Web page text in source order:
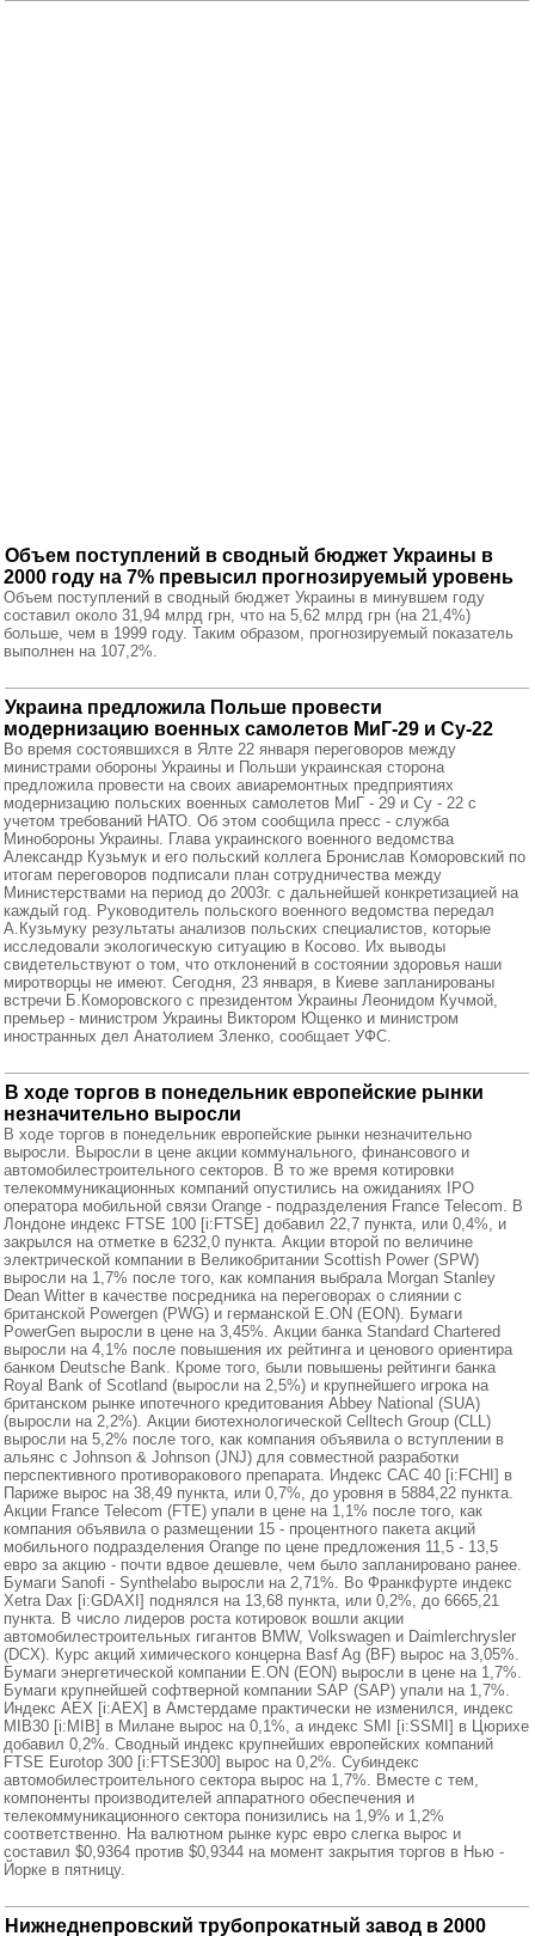
Объем поступлений в сводный бюджет Украины в
2000 году на 7% превысил прогнозируемый уровень
Объем поступлений в сводный бюджет Украины в минувшем году
составил около 31,94 млрд грн, что на 5,62 млрд грн (на 21,4%)
больше, чем в 1999 году. Таким образом, прогнозируемый показатель
выполнен на 107,2%.
Украина предложила Польше провести
модернизацию военных самолетов МиГ-29 и Су-22
Во время состоявшихся в Ялте 22 января переговоров между
министрами обороны Украины и Польши украинская сторона
предложила провести на своих авиаремонтных предприятиях
модернизацию польских военных самолетов МиГ - 29 и Су - 22 с
учетом требований НАТО. Об этом сообщила пресс - служба
Минобороны Украины. Глава украинского военного ведомства
Александр Кузьмук и его польский коллега Бронислав Коморовский по
итогам переговоров подписали план сотрудничества между
Министерствами на период до 2003г. с дальнейшей конкретизацией на
каждый год. Руководитель польского военного ведомства передал
А.Кузьмуку результаты анализов польских специалистов, которые
исследовали экологическую ситуацию в Косово. Их выводы
свидетельствуют о том, что отклонений в состоянии здоровья наши
миротворцы не имеют. Сегодня, 23 января, в Киеве запланированы
встречи Б.Коморовского с президентом Украины Леонидом Кучмой,
премьер - министром Украины Виктором Ющенко и министром
иностранных дел Анатолием Зленко, сообщает УФС.
В ходе торгов в понедельник европейские рынки
незначительно выросли
В ходе торгов в понедельник европейские рынки незначительно
выросли. Выросли в цене акции коммунального, финансового и
автомобилестроительного секторов. В то же время котировки
телекоммуникационных компаний опустились на ожиданиях IPO
оператора мобильной связи Orange - подразделения France Telecom. В
Лондоне индекс FTSE 100 [i:FTSE] добавил 22,7 пункта, или 0,4%, и
закрылся на отметке в 6232,0 пункта. Акции второй по величине
электрической компании в Великобритании Scottish Power (SPW)
выросли на 1,7% после того, как компания выбрала Morgan Stanley
Dean Witter в качестве посредника на переговорах о слиянии с
британской Powergen (PWG) и германской E.ON (EON). Бумаги
PowerGen выросли в цене на 3,45%. Акции банка Standard Chartered
выросли на 4,1% после повышения их рейтинга и ценового ориентира
банком Deutsche Bank. Кроме того, были повышены рейтинги банка
Royal Bank of Scotland (выросли на 2,5%) и крупнейшего игрока на
британском рынке ипотечного кредитования Abbey National (SUA)
(выросли на 2,2%). Акции биотехнологической Celltech Group (CLL)
выросли на 5,2% после того, как компания объявила о вступлении в
альянс с Johnson & Johnson (JNJ) для совместной разработки
перспективного противоракового препарата. Индекс CAC 40 [i:FCHI] в
Париже вырос на 38,49 пункта, или 0,7%, до уровня в 5884,22 пункта.
Акции France Telecom (FTE) упали в цене на 1,1% после того, как
компания объявила о размещении 15 - процентного пакета акций
мобильного подразделения Orange по цене предложения 11,5 - 13,5
евро за акцию - почти вдвое дешевле, чем было запланировано ранее.
Бумаги Sanofi - Synthelabo выросли на 2,71%. Во Франкфурте индекс
Xetra Dax [i:GDAXI] поднялся на 13,68 пункта, или 0,2%, до 6665,21
пункта. В число лидеров роста котировок вошли акции
автомобилестроительных гигантов BMW, Volkswagen и Daimlerchrysler
(DCX). Курс акций химического концерна Basf Ag (BF) вырос на 3,05%.
Бумаги энергетической компании E.ON (EON) выросли в цене на 1,7%.
Бумаги крупнейшей софтверной компании SAP (SAP) упали на 1,7%.
Индекс AEX [i:AEX] в Амстердаме практически не изменился, индекс
MIB30 [i:MIB] в Милане вырос на 0,1%, а индекс SMI [i:SSMI] в Цюрихе
добавил 0,2%. Сводный индекс крупнейших европейских компаний
FTSE Eurotop 300 [i:FTSE300] вырос на 0,2%. Субиндекс
автомобилестроительного сектора вырос на 1,7%. Вместе с тем,
компоненты производителей аппаратного обеспечения и
телекоммуникационного сектора понизились на 1,9% и 1,2%
соответственно. На валютном рынке курс евро слегка вырос и
составил $0,9364 против $0,9344 на момент закрытия торгов в Нью -
Йорке в пятницу.
Нижнеднепровский трубопрокатный завод в 2000